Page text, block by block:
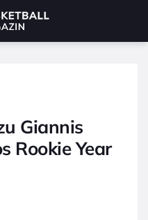
Giannis
Rookie Year